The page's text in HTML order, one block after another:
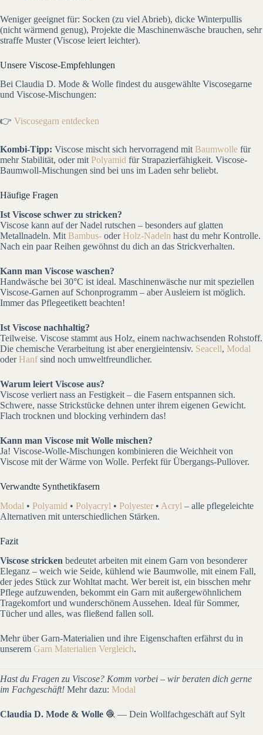
Weniger geeignet für: Socken (zu viel Abrieb), dicke Winterpullis
(nicht wärmend genug), Projekte die Maschinenwäsche brauchen, sehr
straffe Muster (Viscose leiert leichter).
Unsere Viscose-Empfehlungen
Bei Claudia D. Mode & Wolle findest du ausgewählte Viscosegarne
und Viscose-Mischungen:
👉 Viscosegarn entdecken
Kombi-Tipp: Viscose mischt sich hervorragend mit Baumwolle für
mehr Stabilität, oder mit Polyamid für Strapazierfähigkeit. Viscose-
Baumwoll-Mischungen sind bei uns im Laden sehr beliebt.
Häufige Fragen
Ist Viscose schwer zu stricken?
Viscose kann auf der Nadel rutschen – besonders auf glatten
Metallnadeln. Mit Bambus- oderHolz-Nadeln hast du mehr Kontrolle.
Nach ein paar Reihen gewöhnst du dich an das Strickverhalten.
Kann man Viscose waschen?
Handwäsche bei 30°C ist ideal. Maschinenwäsche nur mit speziellen
Viscose-Garnen auf Schonprogramm – aber Ausleiern ist möglich.
Immer das Pflegeetikett beachten!
Ist Viscose nachhaltig?
Teilweise. Viscose stammt aus Holz, einem nachwachsenden Rohstoff.
Die chemische Verarbeitung ist aber energieintensiv. Seacell, Modal
oderHanfsind noch umweltfreundlicher.
Warum leiert Viscose aus?
Viscose verliert nass an Festigkeit – die Fasern entspannen sich.
Schwere, nasse Strickstücke dehnen unter ihrem eigenen Gewicht.
Flach trocknen und blocking verhindern das!
Kann man Viscose mit Wolle mischen?
Ja! Viscose-Wolle-Mischungen kombinieren die Weichheit von
Viscose mit der Wärme von Wolle. Perfekt für Übergangs-Pullover.
Verwandte Synthetikfasern
Modal • Polyamid • Polyacryl • Polyester • Acryl – alle pflegeleichte
Alternativen mit unterschiedlichen Stärken.
Fazit
Viscose stricken bedeutet arbeiten mit einem Garn von besonderer
Eleganz – weich wie Seide, kühlend wie Baumwolle, mit einem Fall,
der jedes Stück zur Wohltat macht. Wer bereit ist, ein bisschen mehr
Pflege aufzuwenden, bekommt ein Garn mit außergewöhnlichem
Tragekomfort und wunderschönem Aussehen. Ideal für Sommer,
Tücher und alles, was fließend fallen soll.
Mehr über Garn-Materialien und ihre Eigenschaften erfährst du in
unserem Garn Materialien Vergleich.
Hast du Fragen zu Viscose? Komm vorbei – wir beraten dich gerne
im Fachgeschäft! Mehr dazu: Modal
Claudia D. Mode & Wolle 🧶 — Dein Wollfachgeschäft auf Sylt